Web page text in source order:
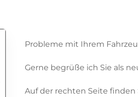
Probleme mit Ihrem
Gerne begrüße ich Sie als
Auf der rechten Seite